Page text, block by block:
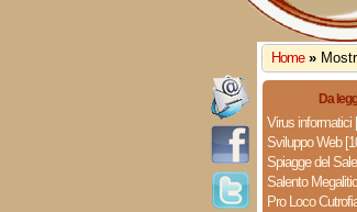
Home »
Da
Virus informatici
Sviluppo Web
Spiagge del
Salento
Pro Loco